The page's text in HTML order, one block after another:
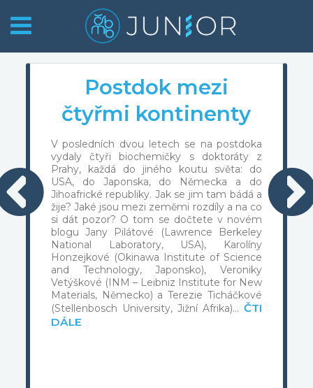
Postdok mezi
čtyřmi kontinenty
V posledních dvou letech se na postdoka
vydaly čtyři biochemičky s doktoráty z
Prahy, každá do jiného koutu světa: do
USA, do Japonska, do Německa a do
Jihoafrické republiky. Jak se jim tam bádá a
žije? Jaké jsou mezi zeměmi rozdíly a na co
si dát pozor? O tom se dočtete v novém
blogu Jany Pilátové (Lawrence Berkeley
National Laboratory, USA), Karolíny
Honzejkové (Okinawa Institute of Science
and Technology, Japonsko), Veroniky
Vetýškové (INM – Leibniz Institute for New
Materials, Německo) a Terezie Ticháčkové
(Stellenbosch University, Jižní Afrika)…ČTI
DÁLE